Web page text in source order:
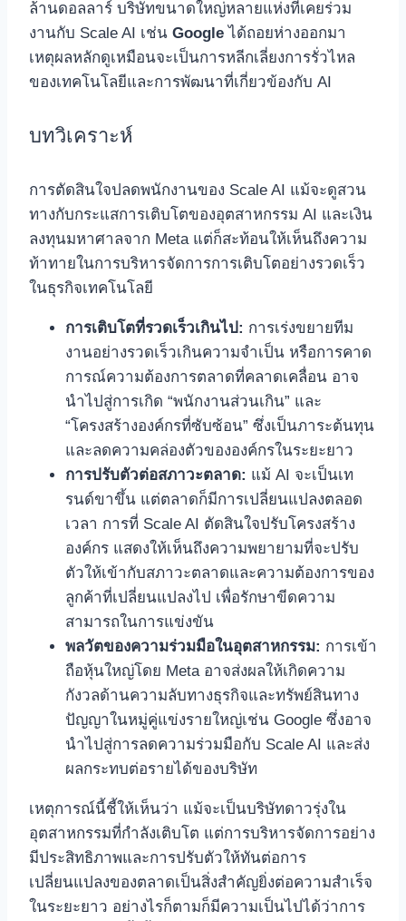
ล้านดอลลาร์ บริษัทขนาดใหญ่หลายแห่งที่เคยร่วม
งานกับ Scale AI เช่น Google ได้ถอยห่างออกมา
เหตุผลหลักดูเหมือนจะเป็นการหลีกเลี่ยงการรั่วไหล
ของเทคโนโลยีและการพัฒนาที่เกี่ยวข้องกับ AI
บทวิเคราะห์
การตัดสินใจปลดพนักงานของ Scale AI แม้จะดูสวน
ทางกับกระแสการเติบโตของอุตสาหกรรม AI และเงิน
ลงทุนมหาศาลจาก Meta แต่ก็สะท้อนให้เห็นถึงความ
ท้าทายในการบริหารจัดการการเติบโตอย่างรวดเร็ว
ในธุรกิจเทคโนโลยี
การเติบโตที่รวดเร็วเกินไป: การเร่งขยายทีม
งานอย่างรวดเร็วเกินความจำเป็น หรือการคาด
การณ์ความต้องการตลาดที่คลาดเคลื่อน อาจ
นำไปสู่การเกิด “พนักงานส่วนเกิน” และ
“โครงสร้างองค์กรที่ซับซ้อน” ซึ่งเป็นภาระต้นทุน
และลดความคล่องตัวขององค์กรในระยะยาว
การปรับตัวต่อสภาวะตลาด: แม้ AI จะเป็นเท
รนด์ขาขึ้น แต่ตลาดก็มีการเปลี่ยนแปลงตลอด
เวลา การที่ Scale AI ตัดสินใจปรับโครงสร้าง
องค์กร แสดงให้เห็นถึงความพยายามที่จะปรับ
ตัวให้เข้ากับสภาวะตลาดและความต้องการของ
ลูกค้าที่เปลี่ยนแปลงไป เพื่อรักษาขีดความ
สามารถในการแข่งขัน
พลวัตของความร่วมมือในอุตสาหกรรม: การเข้า
ถือหุ้นใหญ่โดย Meta อาจส่งผลให้เกิดความ
กังวลด้านความลับทางธุรกิจและทรัพย์สินทาง
ปัญญาในหมู่คู่แข่งรายใหญ่เช่น Google ซึ่งอาจ
นำไปสู่การลดความร่วมมือกับ Scale AI และส่ง
ผลกระทบต่อรายได้ของบริษัท
เหตุการณ์นี้ชี้ให้เห็นว่า แม้จะเป็นบริษัทดาวรุ่งใน
อุตสาหกรรมที่กำลังเติบโต แต่การบริหารจัดการอย่าง
มีประสิทธิภาพและการปรับตัวให้ทันต่อการ
เปลี่ยนแปลงของตลาดเป็นสิ่งสำคัญยิ่งต่อความสำเร็จ
ในระยะยาว อย่างไรก็ตามก็มีความเป็นไปได้ว่าการ